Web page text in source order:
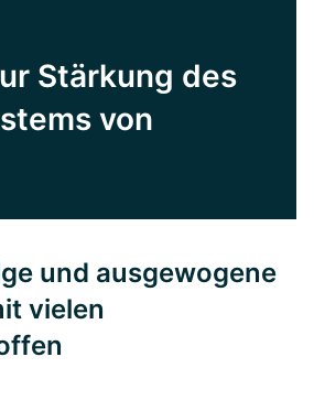
Stärkung des
von
und ausgewogene
vielen